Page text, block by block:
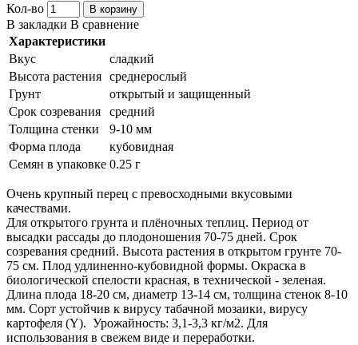
Кол-во
В корзину
В закладки В сравнение
Характеристики
Вкус
сладкий
Высота растения среднерослый
Грунт
открытый и защищенный
Срок созревания
средний
Толщина стенки
9-10 мм
Форма плода
кубовидная
Семян в упаковке 0.25 г
Очень крупный перец с превосходными вкусовыми
качествами.
Для открытого грунта и плёночных теплиц. Период от
высадки рассады до плодоношения 70-75 дней. Срок
созревания средний. Высота растения в открытом грунте 70-
75 см. Плод удлиненно-кубовидной формы. Окраска в
биологической спелости красная, в технической - зеленая.
Длина плода 18-20 см, диаметр 13-14 см, толщина стенок 8-10
мм. Сорт устойчив к вирусу табачной мозаики, вирусу
картофеля (Y). Урожайность: 3,1-3,3 кг/м2. Для
использования в свежем виде и переработки.